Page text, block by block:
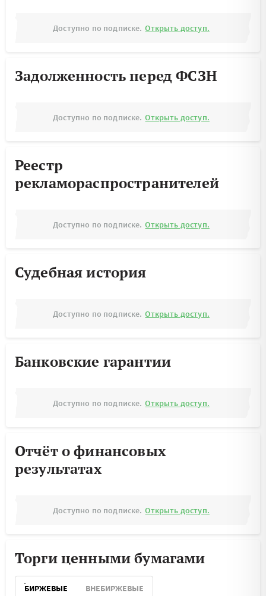
Доступно по подписке. Открыть доступ.
Задолженность перед ФСЗН
Доступно по подписке. Открыть доступ.
Реестр
рекламораспространителей
Доступно по подписке. Открыть доступ.
Судебная история
Доступно по подписке. Открыть доступ.
Банковские гарантии
Доступно по подписке. Открыть доступ.
Отчёт о финансовых
результатах
Доступно по подписке. Открыть доступ.
Торги ценными бумагами
БИРЖЕВЫЕ ВНЕБИРЖЕВЫЕ